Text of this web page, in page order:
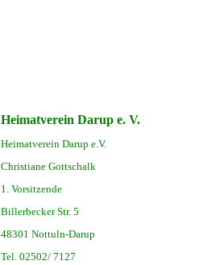
Heimatverein Darup e. V.
Heimatverein Darup e.V.
Christiane Gottschalk
1. Vorsitzende
Billerbecker Str. 5
48301 Nottuln-Darup
Tel. 02502/ 7127